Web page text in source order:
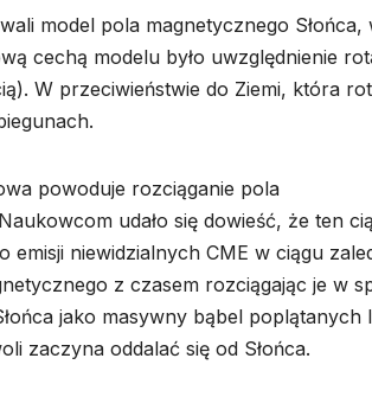
model pola magnetycznego Słońca,
cechą modelu było uwzględnienie
W przeciwieństwie do Ziemi, która
powoduje rozciąganie pola
udało się dowieść, że ten
niewidzialnych CME w ciągu
z czasem rozciągając je w
jako masywny bąbel poplątanych
zaczyna oddalać się od Słońca.